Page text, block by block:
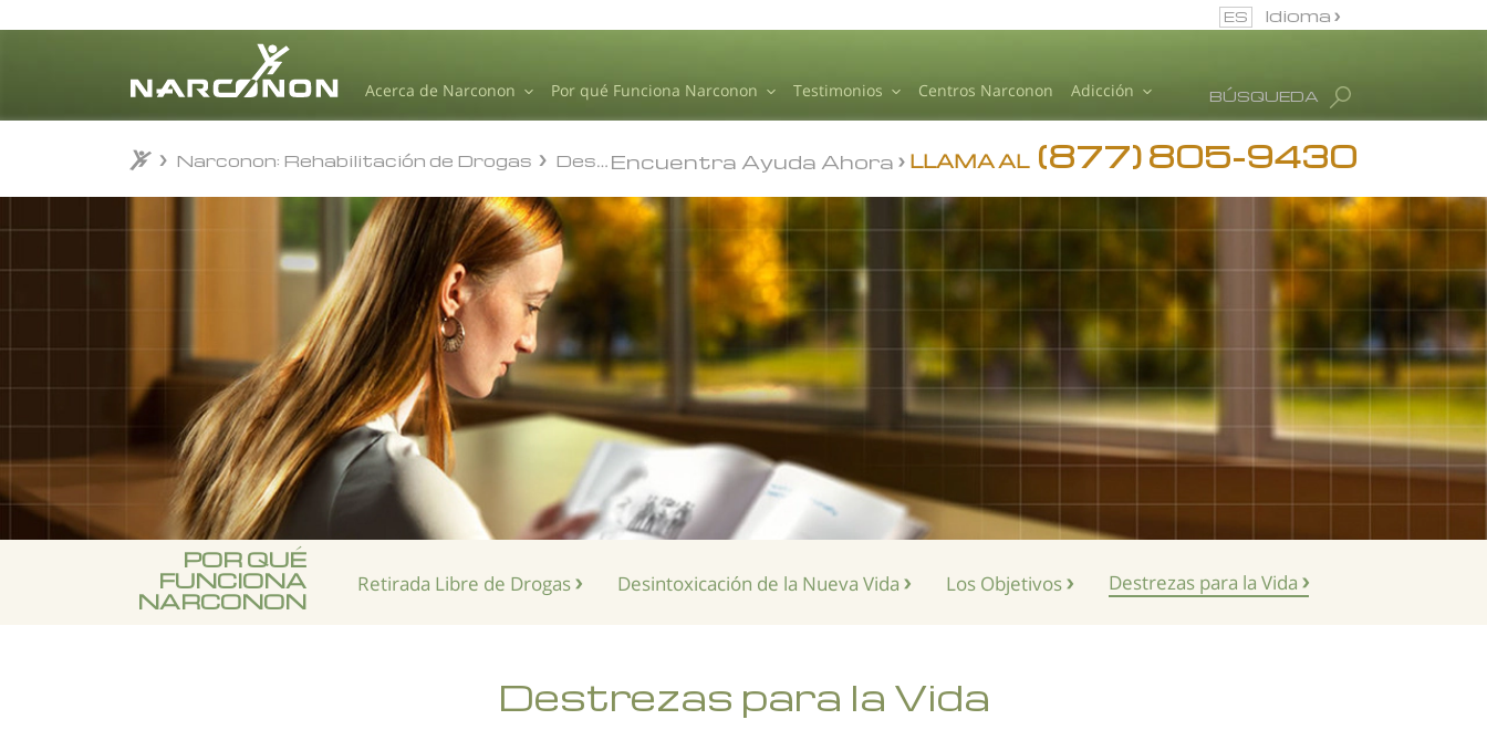
ES Idioma
Acerca de Narconon Por qué Funciona Narconon Testimonios Centros Narconon Adicción BÚSQUEDA
Narconon: Rehabilitación de Drogas Destrezas para la Vida Encuentra Ayuda Ahora LLAMA AL (877) 805-9430
POR QUÉ
FUNCIONA
NARCONON
Retirada Libre de Drogas Desintoxicación de la Nueva Vida Los Objetivos Destrezas para la Vida
Destrezas para la Vida